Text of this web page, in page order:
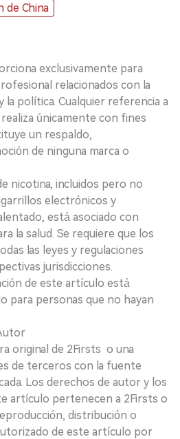
de China
exclusivamente para
relacionados con la
la política. Cualquier referencia a
únicamente con fines
un respaldo,
de ninguna marca o
nicotina, incluidos pero no
electrónicos y
está asociado con
la salud. Se requiere que los
las leyes y regulaciones
jurisdicciones.
de este artículo está
para personas que no hayan
original de 2Firsts o una
de terceros con la fuente
Los derechos de autor y los
artículo pertenecen a 2Firsts o
distribución o
de este artículo por